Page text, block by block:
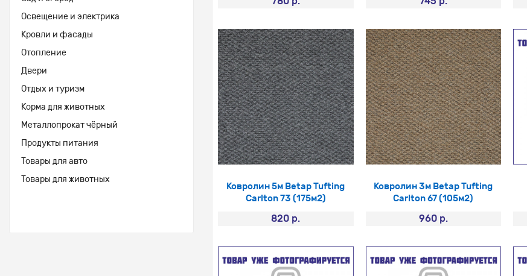
Освещение и электрика
Кровли и фасады
Отопление
Двери
Отдых и туризм
Корма для животных
Металлопрокат чёрный
Продукты питания
Товары для авто
Товары для животных
Ковролин 5м Betap Tufting
Carlton 73 (175м2)
820 р.
Ковролин 3м Betap Tufting
Carlton 67 (105м2)
960 р.